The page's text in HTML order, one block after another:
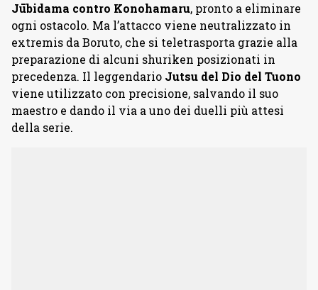
Jūbidama contro Konohamaru, pronto a eliminare
ogni ostacolo. Ma l’attacco viene neutralizzato in
extremis da Boruto, che si teletrasporta grazie alla
preparazione di alcuni shuriken posizionati in
precedenza. Il leggendario Jutsu del Dio del Tuono
viene utilizzato con precisione, salvando il suo
maestro e dando il via a uno dei duelli più attesi
della serie.